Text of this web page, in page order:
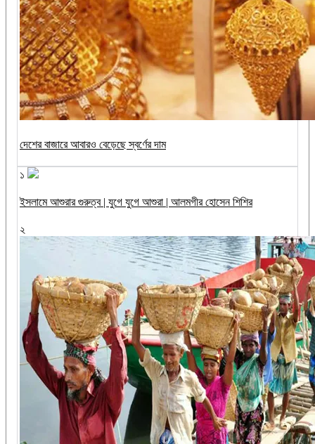
দেশের বাজারে আবারও বেড়েছে স্বর্ণের দাম
১
ইসলামে আশুরার গুরুত্ব | যুগে যুগে আশুরা | আলমগীর হোসেন শিশির
২